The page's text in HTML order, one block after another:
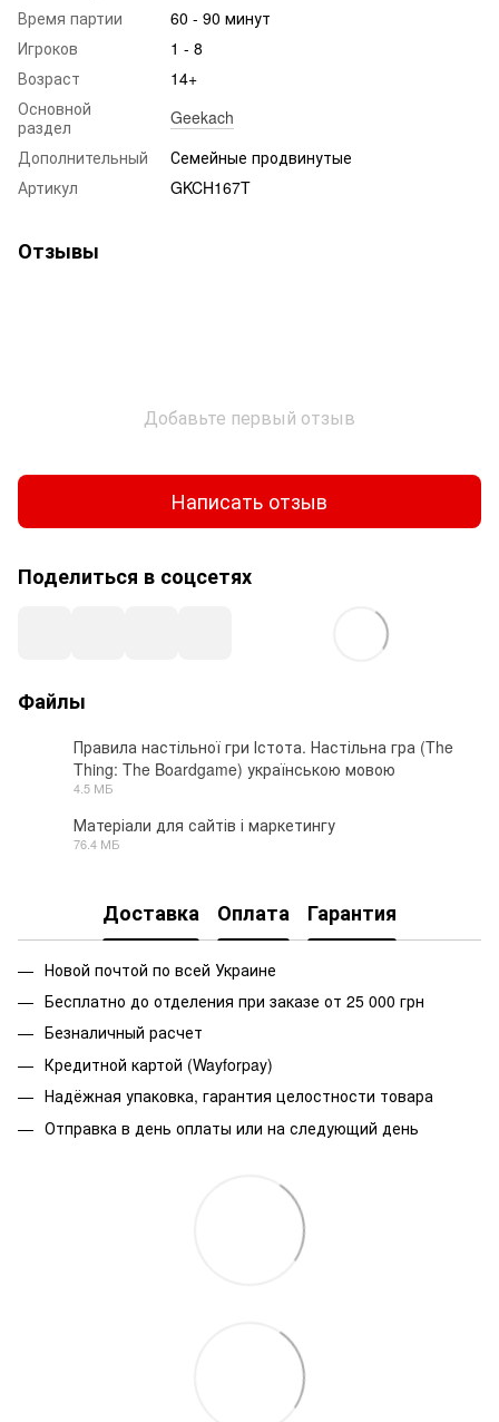
Время партии
60 - 90 минут
Игроков
1 - 8
Возраст
14+
Основной
раздел
Geekach
Дополнительный
Семейные продвинутые
Артикул
GKCH167T
Отзывы
Добавьте первый отзыв
Написать отзыв
Поделиться в соцсетях
Файлы
Правила настільної гри Істота. Настільна гра (The
Thing: The Boardgame) українською мовою
4.5 МБ
Матеріали для сайтів і маркетингу
76.4 МБ
Доставка Оплата Гарантия
Новой почтой по всей Украине
Бесплатно до отделения при заказе от 25 000 грн
Безналичный расчет
Кредитной картой (Wayforpay)
Надёжная упаковка, гарантия целостности товара
Отправка в день оплаты или на следующий день